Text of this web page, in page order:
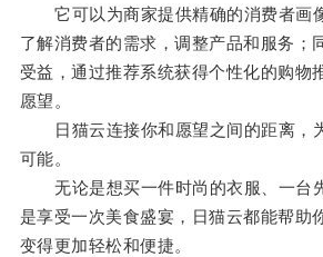
它可以为商家提供精确的消费者画
了解消费者的需求，调整产品和服务；
受益，通过推荐系统获得个性化的购物
愿望。
日猫云连接你和愿望之间的距离，
可能。
无论是想买一件时尚的衣服、一台
是享受一次美食盛宴，日猫云都能帮助
变得更加轻松和便捷。